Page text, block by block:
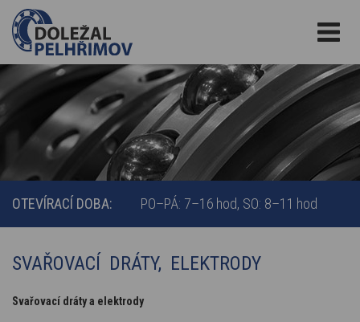
OTEVÍRACÍ DOBA: PO–PÁ: 7–16 hod SO: 8–11 hod
SVAŘOVACÍ DRÁTY, ELEKTRODY
Svařovací dráty a elektrody